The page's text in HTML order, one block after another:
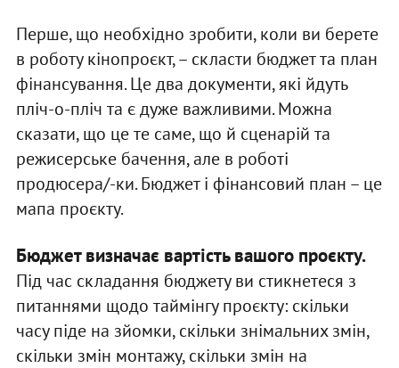
Перше, що необхідно зробити, коли ви берете
в роботу кінопроєкт, – скласти бюджет та план
фінансування. Це два документи, які йдуть
пліч-о-пліч та є дуже важливими. Можна
сказати, що це те саме, що й сценарій та
режисерське бачення, але в роботі
продюсера/-ки. Бюджет і фінансовий план – це
мапа проєкту.
Бюджет визначає вартість вашого проєкту.
Під час складання бюджету ви стикнетеся з
питаннями щодо таймінгу проєкту: скільки
часу піде на зйомки, скільки знімальних змін,
скільки змін монтажу, скільки змін на